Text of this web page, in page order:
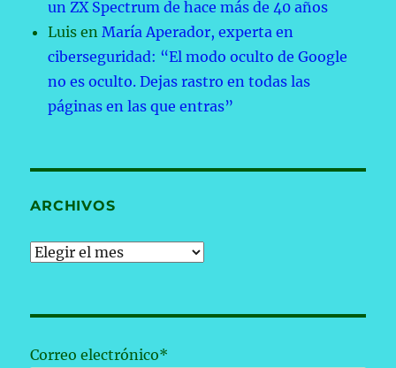
un ZX Spectrum de hace más de 40 años
Luis enMaría Aperador, experta en
ciberseguridad: “El modo oculto de Google
no es oculto. Dejas rastro en todas las
páginas en las que entras”
ARCHIVOS
Archivos
Correo electrónico*